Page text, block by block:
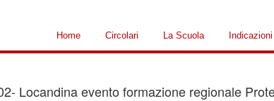
Home Circolari La Scuola
Locandina evento formazione regionale